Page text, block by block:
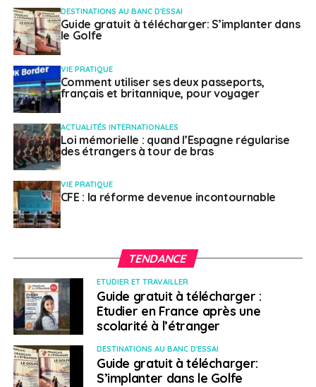
L’accompagnement de l’État prendra fin en cas de
non-respect de cette charte.
SUJETS ASSOCIÉS: BPIFRANCE
FRENCH TECH
A SUIVRE
Île Maurice : des liens privilégiés avec l’Afrique de
l’Est
NE RATEZ PAS
Dernière mise à jour de la carte des «risques
pays» d’Allianz trade
DESTINATIONS AU BANC D'ESSAI
Guide gratuit à télécharger: S’implanter dans
le Golfe
VIE PRATIQUE
Comment utiliser ses deux passeports,
français et britannique, pour voyager
ACTUALITÉS INTERNATIONALES
Loi mémorielle : quand l’Espagne régularise
des étrangers à tour de bras
VIE PRATIQUE
CFE : la réforme devenue incontournable
TENDANCE
ETUDIER ET TRAVAILLER
Guide gratuit à télécharger :
Etudier en France après une
scolarité à l’étranger
DESTINATIONS AU BANC D'ESSAI
Guide gratuit à télécharger:
S’implanter dans le Golfe